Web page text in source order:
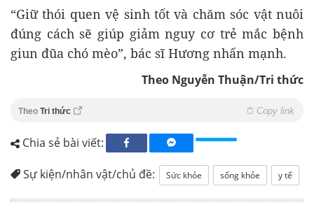
“Giữ thói quen vệ sinh tốt và chăm sóc vật nuôi
đúng cách sẽ giúp giảm nguy cơ trẻ mắc bệnh
giun đũa chó mèo”, bác sĩ Hương nhấn mạnh.
Theo Nguyễn Thuận/Tri thức
Theo Tri thức Copy link
Chia sẻ bài viết:
Sự kiện/nhân vật/chủ đề: Sức khỏe sống khỏe y tế